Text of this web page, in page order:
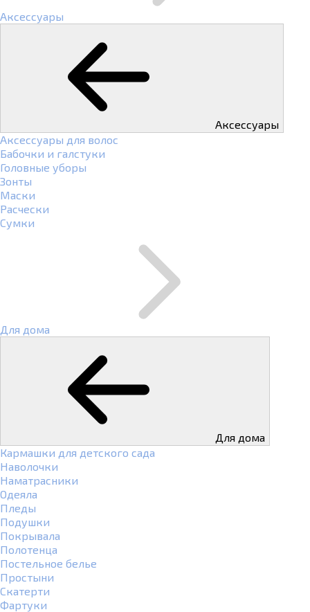
Аксессуары
Аксессуары
Аксессуары для волос
Бабочки и галстуки
Головные уборы
Зонты
Маски
Расчески
Сумки
Для дома
Для дома
Кармашки для детского сада
Наволочки
Наматрасники
Одеяла
Пледы
Подушки
Покрывала
Полотенца
Постельное белье
Простыни
Скатерти
Фартуки